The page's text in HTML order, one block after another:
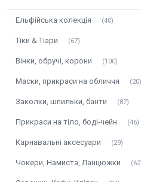
Ельфійська колекція 40
Тіки & Тіари 67
Вінки, обручі, корони 100
Маски, прикраси на обличчя 20
Заколки, шпильки, банти 87
Прикраси на тіло, боді-чейн 46
Карнавальні аксесуари 29
Чокери, Намиста, Ланцюжки 62